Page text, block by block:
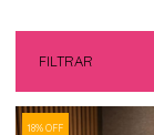
FILTRAR
18% OFF